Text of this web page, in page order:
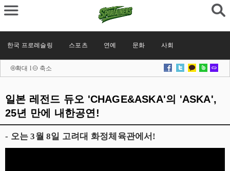
한국 프로레슬링 스포츠 연예 문화 사회
확대 l 축소
일본 레전드 듀오 'CHAGE&ASKA'의 'ASKA',
25년 만에 내한공연!
- 오는 3월 8일 고려대 화정체육관에서!